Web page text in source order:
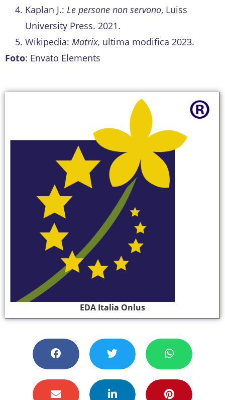
Kaplan J.: Le persone non servono, Luiss
University Press. 2021.
Wikipedia: Matrix, ultima modifica 2023.
Foto: Envato Elements
EDA Italia Onlus